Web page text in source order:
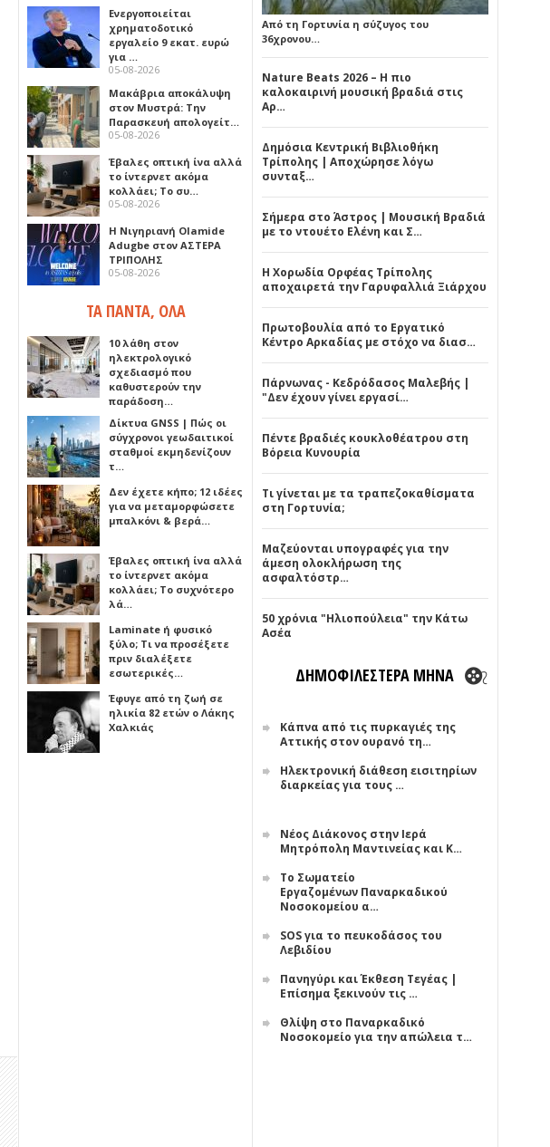
Ενεργοποιείται
χρηματοδοτικό
εργαλείο 9 εκατ. ευρώ
για …
05-08-2026
Μακάβρια αποκάλυψη
στον Μυστρά: Την
Παρασκευή απολογείτ…
05-08-2026
Έβαλες οπτική ίνα αλλά
το ίντερνετ ακόμα
κολλάει; Το συ…
05-08-2026
Η Νιγηριανή Olamide
Adugbe στον ΑΣΤΕΡΑ
ΤΡΙΠΟΛΗΣ
05-08-2026
ΤΑ ΠΑΝΤΑ, ΟΛΑ
10 λάθη στον
ηλεκτρολογικό
σχεδιασμό που
καθυστερούν την
παράδοση…
Δίκτυα GNSS | Πώς οι
σύγχρονοι γεωδαιτικοί
σταθμοί εκμηδενίζουν
τ…
Δεν έχετε κήπο; 12 ιδέες
για να μεταμορφώσετε
μπαλκόνι & βερά…
Έβαλες οπτική ίνα αλλά
το ίντερνετ ακόμα
κολλάει; Το συχνότερο
λά…
Laminate ή φυσικό
ξύλο; Τι να προσέξετε
πριν διαλέξετε
εσωτερικές…
Έφυγε από τη ζωή σε
ηλικία 82 ετών ο Λάκης
Χαλκιάς
Από τη Γορτυνία η σύζυγος του
36χρονου…
Nature Beats 2026 – Η πιο
καλοκαιρινή μουσική βραδιά στις
Αρ…
Δημόσια Κεντρική Βιβλιοθήκη
Τρίπολης | Αποχώρησε λόγω
συνταξ…
Σήμερα στο Άστρος | Μουσική Βραδιά
με το ντουέτο Ελένη και Σ…
Η Χορωδία Ορφέας Τρίπολης
αποχαιρετά την Γαρυφαλλιά Ξιάρχου
Πρωτοβουλία από το Εργατικό
Κέντρο Αρκαδίας με στόχο να διασ…
Πάρνωνας - Κεδρόδασος Μαλεβής |
"Δεν έχουν γίνει εργασί…
Πέντε βραδιές κουκλοθέατρου στη
Βόρεια Κυνουρία
Τι γίνεται με τα τραπεζοκαθίσματα
στη Γορτυνία;
Μαζεύονται υπογραφές για την
άμεση ολοκλήρωση της
ασφαλτόστρ…
50 χρόνια "Ηλιοπούλεια" την Κάτω
Ασέα
ΔΗΜΟΦΙΛΕΣΤΕΡΑ ΜΗΝΑ
Κάπνα από τις πυρκαγιές της
Αττικής στον ουρανό τη…
Ηλεκτρονική διάθεση εισιτηρίων
διαρκείας για τους …
Νέος Διάκονος στην Ιερά
Μητρόπολη Μαντινείας και Κ…
Το Σωματείο
Εργαζομένων Παναρκαδικού
Νοσοκομείου α…
SOS για το πευκοδάσος του
Λεβιδίου
Πανηγύρι και Έκθεση Τεγέας |
Επίσημα ξεκινούν τις …
Θλίψη στο Παναρκαδικό
Νοσοκομείο για την απώλεια τ…